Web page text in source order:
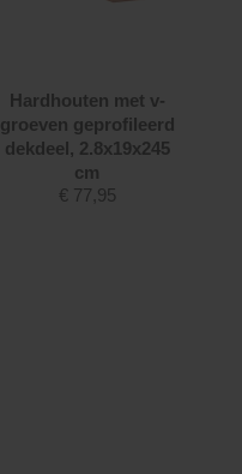
Hardhouten met v-
groeven geprofileerd
dekdeel, 2.8x19x245
cm
€ 77,95